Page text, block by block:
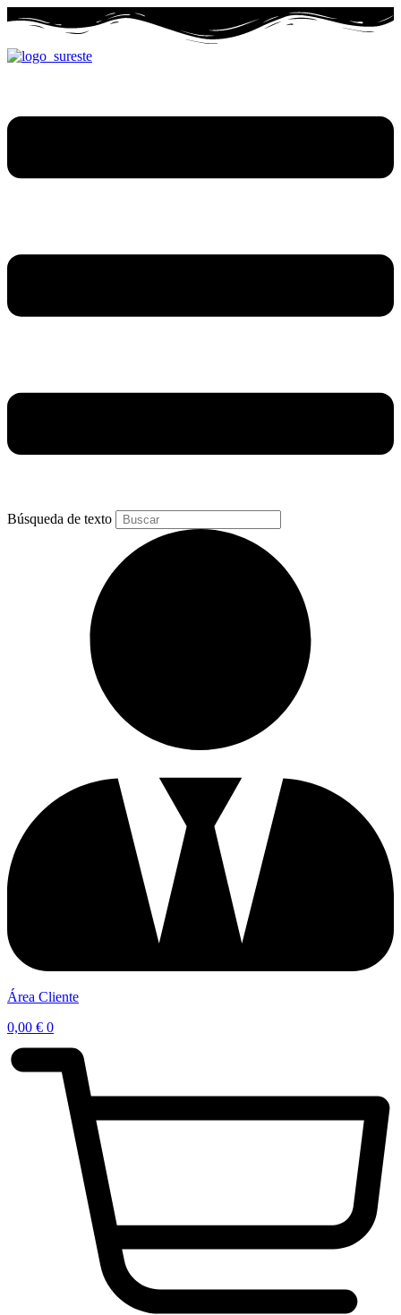
contenido
Búsqueda de texto
Área Cliente
0,00 € 0